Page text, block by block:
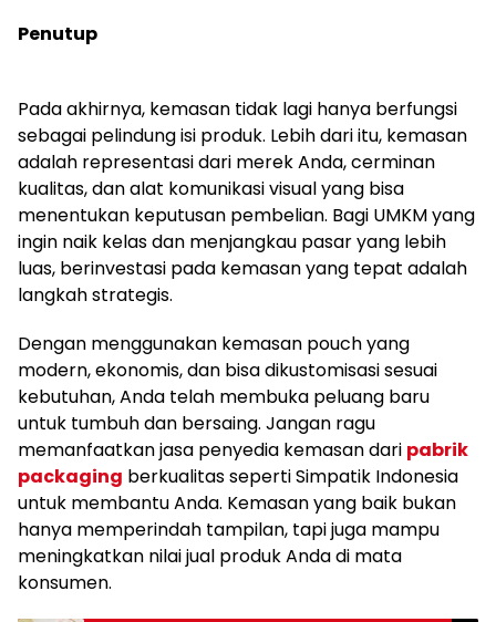
Penutup
Pada akhirnya, kemasan tidak lagi hanya berfungsi
sebagai pelindung isi produk. Lebih dari itu, kemasan
adalah representasi dari merek Anda, cerminan
kualitas, dan alat komunikasi visual yang bisa
menentukan keputusan pembelian. Bagi UMKM yang
ingin naik kelas dan menjangkau pasar yang lebih
luas, berinvestasi pada kemasan yang tepat adalah
langkah strategis.
Dengan menggunakan kemasan pouch yang
modern, ekonomis, dan bisa dikustomisasi sesuai
kebutuhan, Anda telah membuka peluang baru
untuk tumbuh dan bersaing. Jangan ragu
memanfaatkan jasa penyedia kemasan dari pabrik
packaging berkualitas seperti Simpatik Indonesia
untuk membantu Anda. Kemasan yang baik bukan
hanya memperindah tampilan, tapi juga mampu
meningkatkan nilai jual produk Anda di mata
konsumen.